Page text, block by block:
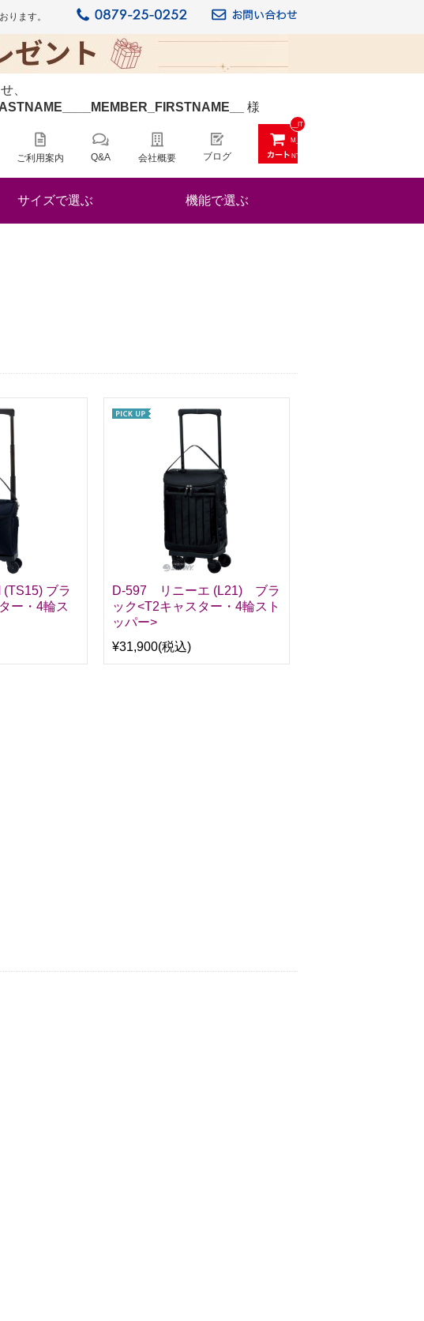
ります。
、
__MEMBER_FIRSTNAME__ 様
ご利用案内 Q&A 会社概要 ブログ
__IT
M_C
NT_
サイズで選ぶ 機能で選ぶ
(TS15) ブラ
ー・4輪ス
D-597 リニーエ (L21) ブラ
ック<T2キャスター・4輪スト
ッパー>
¥31,900(税込)